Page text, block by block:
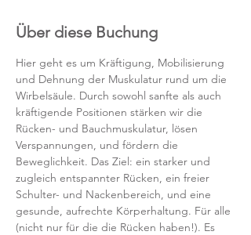
Über diese Buchung
Hier geht es um Kräftigung, Mobilisierung
und Dehnung der Muskulatur rund um die
Wirbelsäule. Durch sowohl sanfte als auch
kräftigende Positionen stärken wir die
Rücken- und Bauchmuskulatur, lösen
Verspannungen, und fördern die
Beweglichkeit. Das Ziel: ein starker und
zugleich entspannter Rücken, ein freier
Schulter- und Nackenbereich, und eine
gesunde, aufrechte Körperhaltung. Für alle
(nicht nur für die die Rücken haben!). Es